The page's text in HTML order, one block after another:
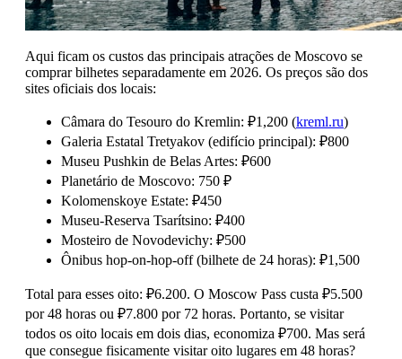
Aqui ficam os custos das principais atrações de Moscovo se
comprar bilhetes separadamente em 2026. Os preços são dos
sites oficiais dos locais:
Câmara do Tesouro do Kremlin: ₽1,200 (kreml.ru)
Galeria Estatal Tretyakov (edifício principal): ₽800
Museu Pushkin de Belas Artes: ₽600
Planetário de Moscovo: 750 ₽
Kolomenskoye Estate: ₽450
Museu-Reserva Tsarítsino: ₽400
Mosteiro de Novodevichy: ₽500
Ônibus hop-on-hop-off (bilhete de 24 horas): ₽1,500
Total para esses oito: ₽6.200. O Moscow Pass custa ₽5.500
por 48 horas ou ₽7.800 por 72 horas. Portanto, se visitar
todos os oito locais em dois dias, economiza ₽700. Mas será
que consegue fisicamente visitar oito lugares em 48 horas?